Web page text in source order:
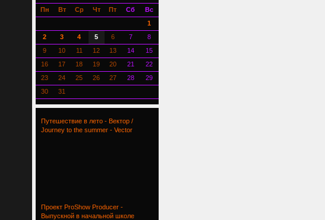
Пн
Вт Ср Чт Пт Сб
Вс
1
2
3 4 5 6 7
8
9
10 11 12 13 14
15
16
17 18 19 20 21
22
23
24 25 26 27 28
29
30
31
Путешествие в лето - Вектор /
Journey to the summer - Vector
Проект ProShow Producer -
Выпускной в начальной школе